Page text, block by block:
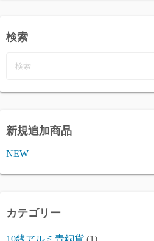
検索
新規追加商品
NEW
カテゴリー
10銭アルミ青銅貨 (1)